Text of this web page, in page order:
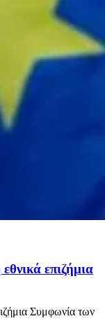
επιζήμια
Συμφωνία των